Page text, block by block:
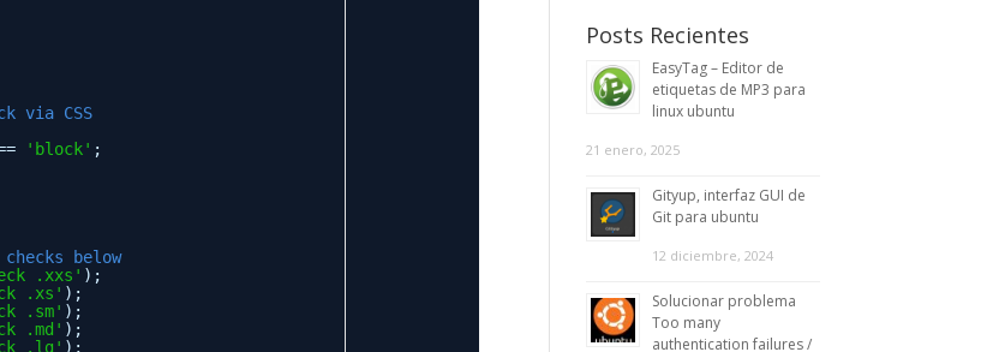
via CSS
'block' ;
below
.xxs' );
.xs' );
.sm' );
.md' );
.lg' );
Posts Recientes
EasyTag – Editor de
etiquetas de MP3 para
linux ubuntu
21 enero, 2025
Gityup, interfaz GUI de
Git para ubuntu
12 diciembre, 2024
Solucionar problema
Too many
authentication failures /